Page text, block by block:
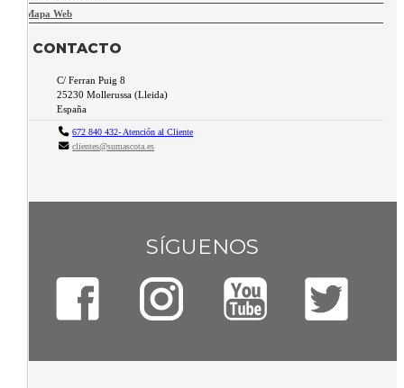
Mapa Web
CONTACTO
C/ Ferran Puig 8
25230 Mollerussa (Lleida)
España
672 840 432- Atención al Cliente
clientes@sumascota.es
SÍGUENOS